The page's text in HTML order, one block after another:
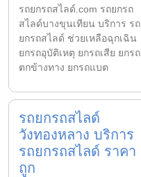
รถยกรถสไลด์.com รถยกรถ
สไลด์บางขุนเทียน บริการ รถ
ยกรถสไลด์ ช่วยเหลือฉุกเฉิน
ยกรถอุบัติเหตุ ยกรถเสีย ยกรถ
ตกข้างทาง ยกรถแบต
รถยกรถสไลด์
วังทองหลาง บริการ
รถยกรถสไลด์ ราคา
ถูก